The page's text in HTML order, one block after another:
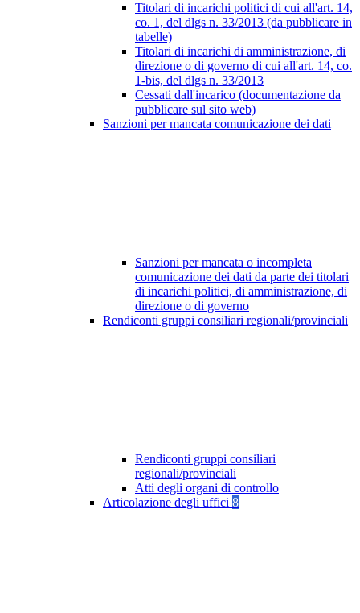
Titolari di incarichi politici di cui all'art. 14,
co. 1, del dlgs n. 33/2013 (da pubblicare in
tabelle)
Titolari di incarichi di amministrazione, di
direzione o di governo di cui all'art. 14, co.
1-bis, del dlgs n. 33/2013
Cessati dall'incarico (documentazione da
pubblicare sul sito web)
Sanzioni per mancata comunicazione dei dati
Sanzioni per mancata o incompleta
comunicazione dei dati da parte dei titolari
di incarichi politici, di amministrazione, di
direzione o di governo
Rendiconti gruppi consiliari regionali/provinciali
Rendiconti gruppi consiliari
regionali/provinciali
Atti degli organi di controllo
Articolazione degli uffici 8